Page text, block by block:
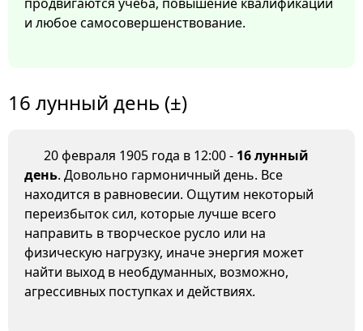
и любое самосовершенствование.
16 лунный день (±)
20 февраля 1905 года в 12:00 - 16 лунный
день. Довольно гармоничный день. Все
находится в равновесии. Ощутим некоторый
переизбыток сил, которые лучше всего
направить в творческое русло или на
физическую нагрузку, иначе энергия может
найти выход в необдуманных, возможно,
агрессивных поступках и действиях.